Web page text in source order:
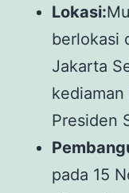
Lokasi:
berlokasi
Jakarta
Presiden
pada 15